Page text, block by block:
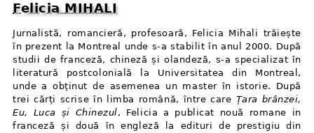
Felicia MIHALI
Jurnalistă, romancieră, profesoară, Felicia Mihali trăiește
în prezent la Montreal unde s-a stabilit în anul 2000. După
studii de franceză, chineză și olandeză, s-a specializat în
literatură postcolonială la Universitatea din Montreal,
unde a obținut de asemenea un master în istorie. După
trei cărți scrise în limba română, între care Țara brânzei,
Eu, Luca și Chinezul, Felicia a publicat nouă romane in
franceză și două în engleză la edituri de prestigiu din